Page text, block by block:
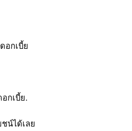
อกเบี้ย
กเบี้ย.
น์ได้เลย